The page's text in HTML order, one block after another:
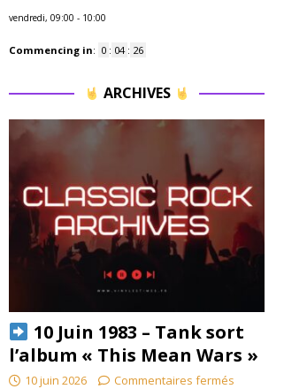
vendredi, 09:00 - 10:00
Commencing in: 0 : 04 : 25
ARCHIVES
10 Juin 1983 – Tank sort
l’album « This Mean Wars »
10 juin 2026 Commentaires fermés